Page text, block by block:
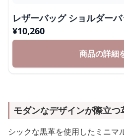
レザーバッグ ショルダー
¥10,260
商品の詳細
モダンなデザインが際立
シックな黒革を使用したミニマ